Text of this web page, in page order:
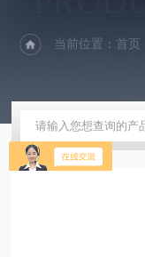
当前位置：首页